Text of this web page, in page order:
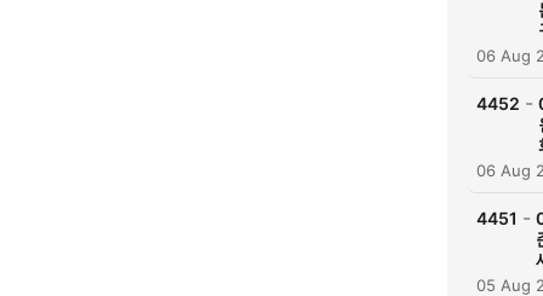
06 Aug
4452 -
06 Aug
4451 -
05 Aug